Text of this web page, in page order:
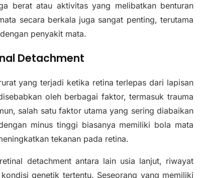
berat atau aktivitas yang melibatkan benturan
secara berkala juga sangat penting, terutama
penyakit mata.
Detachment
yang terjadi ketika retina terlepas dari lapisan
oleh berbagai faktor, termasuk trauma
salah satu faktor utama yang sering diabaikan
minus tinggi biasanya memiliki bola mata
tekanan pada retina.
detachment antara lain usia lanjut, riwayat
genetik tertentu. Seseorang yang memiliki